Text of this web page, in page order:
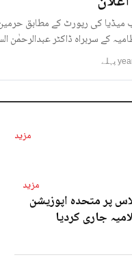
میڈیا کی رپورٹ کے مطابق
کے سربراہ ڈاکٹر
مزید
مزید
پر متحدہ اپوزیشن
جاری کردیا